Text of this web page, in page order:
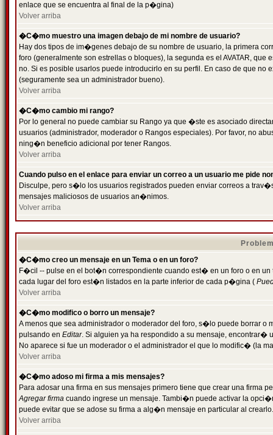
enlace que se encuentra al final de la p�gina)
Volver arriba
�C�mo muestro una imagen debajo de mi nombre de usuario?
Hay dos tipos de im�genes debajo de su nombre de usuario, la primera
foro (generalmente son estrellas o bloques), la segunda es el AVATAR,
no. Si es posible usarlos puede introducirlo en su perfil. En caso de que
(seguramente sea un administrador bueno).
Volver arriba
�C�mo cambio mi rango?
Por lo general no puede cambiar su Rango ya que �ste es asociado
usuarios (administrador, moderador o Rangos especiales). Por favor, no
ning�n beneficio adicional por tener Rangos.
Volver arriba
Cuando pulso en el enlace para enviar un correo a un usuario me pide
Disculpe, pero s�lo los usuarios registrados pueden enviar correos a
mensajes maliciosos de usuarios an�nimos.
Volver arriba
�C�mo creo un mensaje en un Tema o en un foro?
F�cil -- pulse en el bot�n correspondiente cuando est� en un foro o en
cada lugar del foro est�n listados en la parte inferior de cada p�gina (
Volver arriba
�C�mo modifico o borro un mensaje?
A menos que sea administrador o moderador del foro, s�lo puede borrar o
pulsando en Editar. Si alguien ya ha respondido a su mensaje, encontrar�
No aparece si fue un moderador o el administrador el que lo modific� (la
Volver arriba
�C�mo adoso mi firma a mis mensajes?
Para adosar una firma en sus mensajes primero tiene que crear una firma
Agregar firma cuando ingrese un mensaje. Tambi�n puede activar la
puede evitar que se adose su firma a alg�n mensaje en particular al crearlo.
Volver arriba